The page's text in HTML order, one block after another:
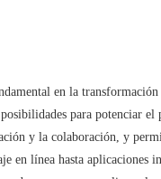
en la
para potenciar
y la colaboración, y
en línea hasta